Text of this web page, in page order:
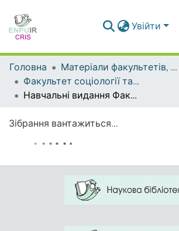
Увійти
Головна
Матеріали факультетів, інститутів, підрозділів
Факультет соціології та соціальної політики
Навчальні видання Факультету соціології та соціальної політики
Зібрання вантажиться...